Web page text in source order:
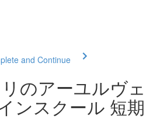
and Continue
のアーユルヴェ
ンスクール 短期